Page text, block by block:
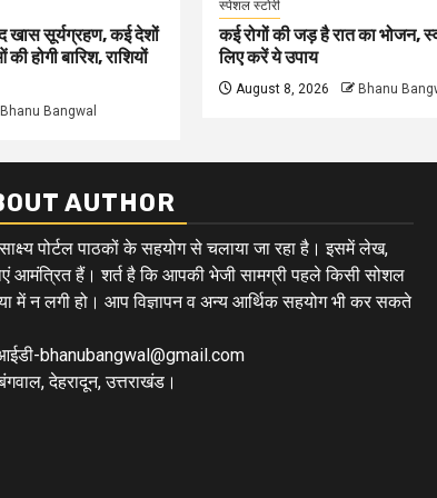
खास सूर्यग्रहण, कई देशों
होगी बारिश, राशियों
Bhanu Bangwal
स्पेशल स्टोरी
कई रोगों की जड़ है रात का भोजन,
लिए करें ये उपाय
August 8, 2026 Bhanu
AUTHOR
पोर्टल पाठकों के सहयोग से चलाया जा रहा है। इसमें लेख,
आमंत्रित हैं। शर्त है कि आपकी भेजी सामग्री पहले किसी सोशल
में न लगी हो। आप विज्ञापन व अन्य आर्थिक सहयोग भी कर सकते
bhanubangwal@gmail.com
देहरादून, उत्तराखंड।